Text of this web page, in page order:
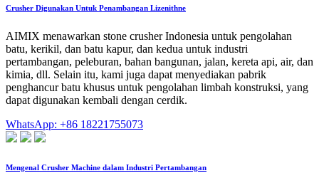
Crusher Digunakan Untuk Penambangan Lizenithne
AIMIX menawarkan stone crusher Indonesia untuk pengolahan
batu, kerikil, dan batu kapur, dan kedua untuk industri
pertambangan, peleburan, bahan bangunan, jalan, kereta api, air, dan
kimia, dll. Selain itu, kami juga dapat menyediakan pabrik
penghancur batu khusus untuk pengolahan limbah konstruksi, yang
dapat digunakan kembali dengan cerdik.
WhatsApp: +86 18221755073
Mengenal Crusher Machine dalam Industri Pertambangan